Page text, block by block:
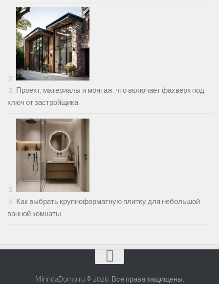
Проект, материалы и монтаж: что включает фахверк под
ключ от застройщика
Как выбрать крупноформатную плитку для небольшой
ванной комнаты
MirindaDomo.ru © 2026. Все права защищены.